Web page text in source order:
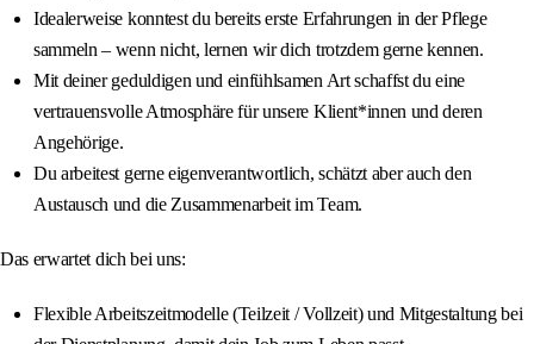
Idealerweise konntest du bereits erste Erfahrungen in der Pflege
sammeln – wenn nicht, lernen wir dich trotzdem gerne kennen.
Mit deiner geduldigen und einfühlsamen Art schaffst du eine
vertrauensvolle Atmosphäre für unsere Klient*innen und deren
Angehörige.
Du arbeitest gerne eigenverantwortlich, schätzt aber auch den
Austausch und die Zusammenarbeit im Team.
Das erwartet dich bei uns:
Flexible Arbeitszeitmodelle (Teilzeit / Vollzeit) und Mitgestaltung bei